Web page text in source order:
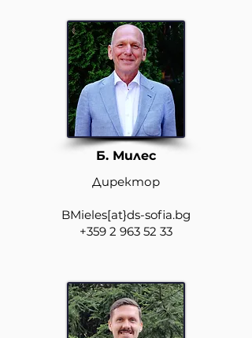
Б. Милес
Директор
BMieles[at}ds-sofia.bg
+359 2 963 52 33